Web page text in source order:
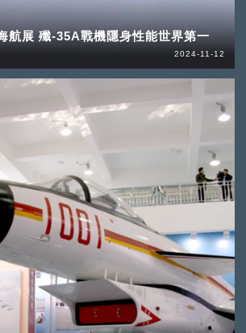
航展 殲-35A戰機隱身性能世界第一
2024-11-12